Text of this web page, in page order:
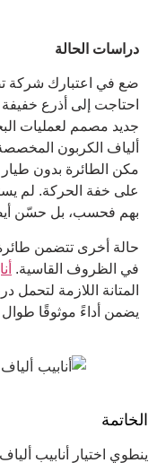
دراسات الحالة
ضع في اعتبارك شركة
احتاجت إلى أذرع
جديد مصمم لعمليات
ألياف الكربون
مكن الطائرة بدون
على خفة الحركة. لم
بهم فحسب، بل حسّن أيضاً
حالة أخرى تتضمن طائرة
في الظروف القاسية.
المتانة اللازمة لتحمل
يضمن أداءً موثوقًا طوال
الخاتمة
ينطوي اختيار أنابيب